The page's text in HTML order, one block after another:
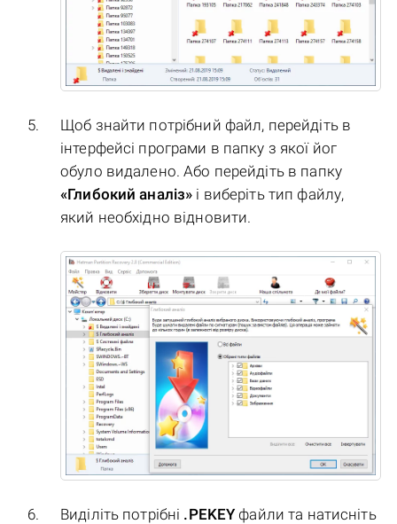
Щоб знайти потрібний файл, перейдіть в
інтерфейсі програми в папку з якої йог
обуло видалено. Або перейдіть в папку
«Глибокий аналіз» і виберіть тип файлу,
який необхідно відновити.
Виділіть потрібні .PEKEY файли та натисніть